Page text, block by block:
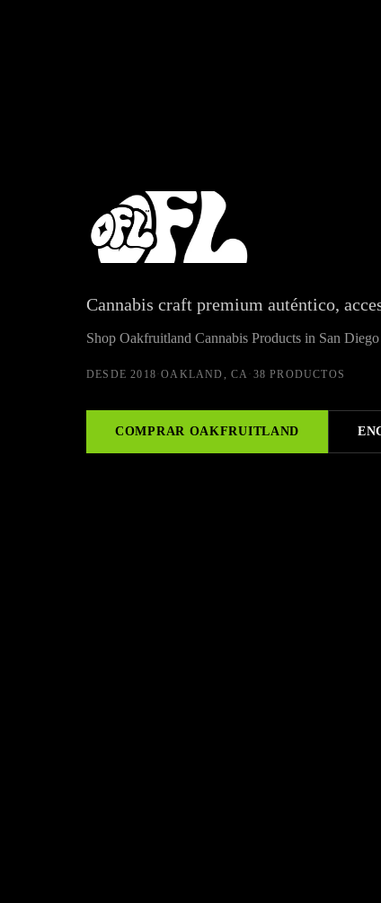
Oakfruitland Cannabis Products at Wellgreens
Cannabis craft premium auténtico,
Shop Oakfruitland Cannabis Products in San Diego
DESDE 2018·OAKLAND, CA· 38 PRODUCTOS
COMPRAR OAKFRUITLAND